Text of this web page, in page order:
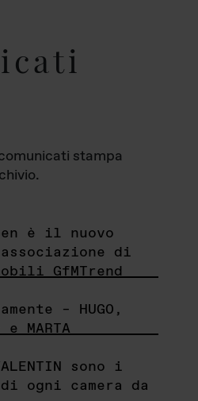
stampa
è il nuovo
di
GfMTrend
– HUGO,
MARTA
sono i
ogni camera da